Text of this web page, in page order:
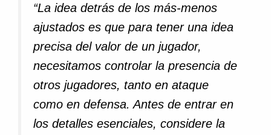
“La idea detrás de los más-menos
ajustados es que para tener una idea
precisa del valor de un jugador,
necesitamos controlar la presencia de
otros jugadores, tanto en ataque
como en defensa. Antes de entrar en
los detalles esenciales, considere la